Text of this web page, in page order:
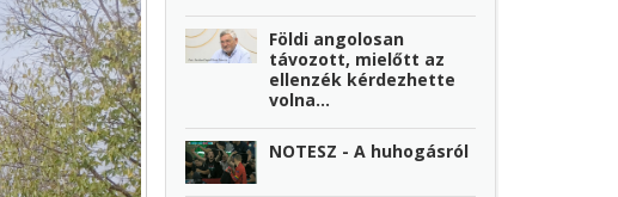
Földi angolosan
távozott, mielőtt az
ellenzék kérdezhette
volna…
NOTESZ - A huhogásról